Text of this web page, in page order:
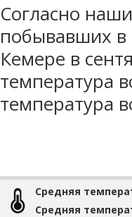
Согласно
побывавших в
Кемере в
температура
температура
Средняя
Средняя